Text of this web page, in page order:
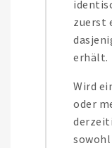
zuerst
erhält.
Wird
oder
sowohl